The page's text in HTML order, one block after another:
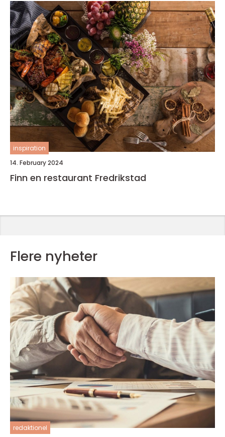
inspiration
14. February 2024
Finn en restaurant Fredrikstad
Flere nyheter
redaktionel